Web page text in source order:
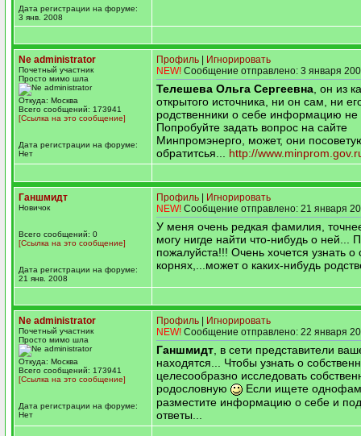
Дата регистрации на форуме:
3 янв. 2008
Ne administrator
Почетный участник
Просто мимо шла
Откуда: Москва
Всего сообщений: 173941
[Ссылка на это сообщение]
Дата регистрации на форуме:
Нет
Профиль
Игнорировать
NEW! Сообщение отправлено: 3 января
Телешева Ольга Сергеевна , он из
открытого источника, ни он сам, ни
родственники о себе информацию
Попробуйте задать вопрос на сайте
Минпромэнерго, может, они
обратитсья... http://
Ганшмидт
Новичок
Всего сообщений: 0
[Ссылка на это сообщение]
Дата регистрации на форуме:
21 янв. 2008
Профиль
Игнорировать
NEW! Сообщение отправлено: 21 января
У меня очень редкая фамилия,
могу нигде найти что-нибудь о ней...
пожалуйста!!! Очень хочется узнать о
корнях,...может о каких-нибудь
Ne administrator
Почетный участник
Просто мимо шла
Откуда: Москва
Всего сообщений: 173941
[Ссылка на это сообщение]
Дата регистрации на форуме:
Нет
Профиль
Игнорировать
NEW! Сообщение отправлено: 22 января
Ганшмидт , в сети представители
находятся... Чтобы узнать о
целесообразно исследовать
родословную
Если ищете
разместите информацию о себе и
ответы...